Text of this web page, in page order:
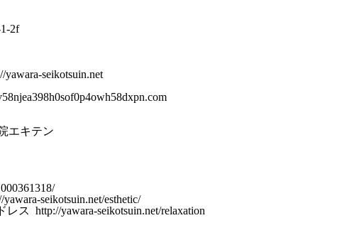
2f
seikotsuin.net
エキテン
seikotsuin.net/esthetic/
ス http://yawara-seikotsuin.net/relaxation